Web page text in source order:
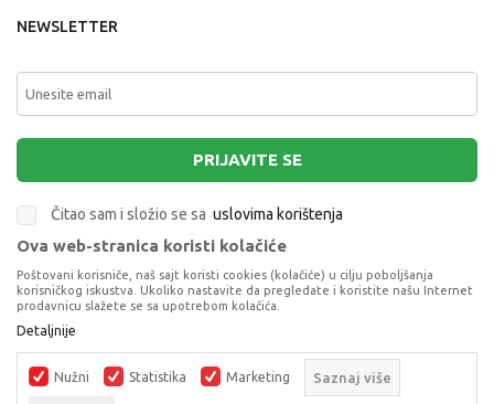
CRY BABIES DISNEY FIGURICA BLISTER
LUTKE SETOVI
NEWSLETTER
PRIJAVITE SE
Čitao sam i složio se sa uslovima korištenja
Terms of Service
apply.
Ova web-stranica koristi kolačiće
Poštovani korisniče, naš sajt koristi cookies (kolačiće) u cilju poboljšanja
korisničkog iskustva. Ukoliko nastavite da pregledate i koristite našu Internet
prodavnicu slažete se sa upotrebom kolačića.
Detaljnije
Nužni Statistika Marketing Saznaj više